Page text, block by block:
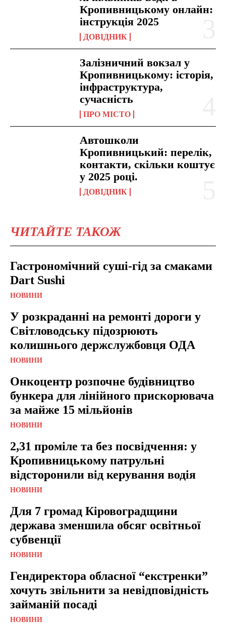
Кропивницькому онлайн:
інструкція 2025
ДОВІДНИК
Залізничний вокзал у
Кропивницькому: історія,
інфраструктура,
сучасність
ПРО МІСТО
Автошколи
Кропивницький: перелік,
контакти, скільки коштує
у 2025 році.
ДОВІДНИК
ЧИТАЙТЕ ТАКОЖ
Гастрономічний суші-гід за смаками
Dart Sushi
НОВИНИ
У розкраданні на ремонті дороги у
Світловодську підозрюють
колишнього держслужбовця ОДА
НОВИНИ
Онкоцентр розпочне будівництво
бункера для лінійного прискорювача
за майже 15 мільйонів
НОВИНИ
2,31 проміле та без посвідчення: у
Кропивницькому патрульні
відсторонили від керування водія
НОВИНИ
Для 7 громад Кіровоградщини
держава зменшила обсяг освітньої
субвенції
НОВИНИ
Гендиректора обласної “екстренки”
хочуть звільнити за невідповідність
займаній посаді
НОВИНИ